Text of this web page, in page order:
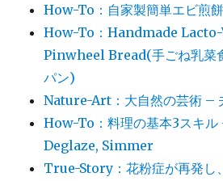
How-To：自家製簡単エビ煎
How-To：Handmade
Pinwheel Bread(手ごね乳菜
パン)
Nature-Art：大自然の芸術 –
How-To：料理の基本3スキ
Deglaze, Simmer
True-Story：花粉症が再発し